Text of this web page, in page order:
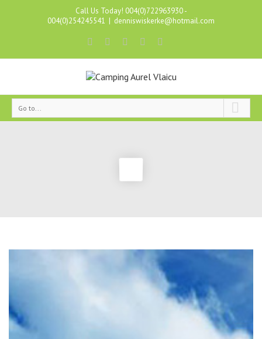
Call Us Today! 004(0)722963930 -
004(0)254245541 | denniswiskerke@hotmail.com
Go to...